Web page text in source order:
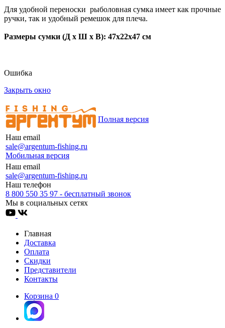
Для удобной переноски рыболовная сумка имеет как прочные
ручки, так и удобный ремешок для плеча.
Размеры сумки (Д х Ш х В): 47х22х47 см
Ошибка
Закрыть окно
Наш email
sale@argentum-fishing.ru
Мобильная версия
Полная версия
Наш email
sale@argentum-fishing.ru
Наш телефон
8 800 550 35 97 - бесплатный звонок
Мы в социальных сетях
Главная
Доставка
Оплата
Скидки
Представители
Контакты
Корзина 0